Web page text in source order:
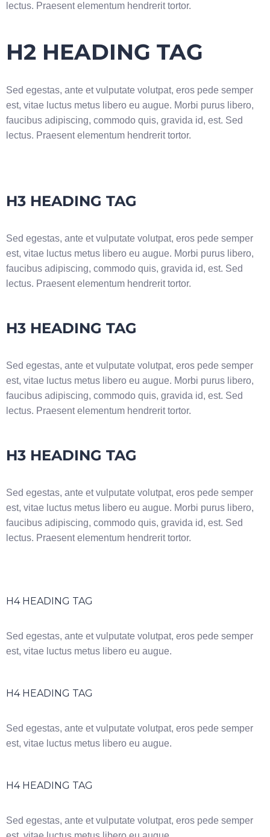
lectus. Praesent elementum hendrerit tortor.
H2 HEADING TAG
Sed egestas, ante et vulputate volutpat, eros pede semper
est, vitae luctus metus libero eu augue. Morbi purus libero,
faucibus adipiscing, commodo quis, gravida id, est. Sed
lectus. Praesent elementum hendrerit tortor.
H3 HEADING TAG
Sed egestas, ante et vulputate volutpat, eros pede semper
est, vitae luctus metus libero eu augue. Morbi purus libero,
faucibus adipiscing, commodo quis, gravida id, est. Sed
lectus. Praesent elementum hendrerit tortor.
H3 HEADING TAG
Sed egestas, ante et vulputate volutpat, eros pede semper
est, vitae luctus metus libero eu augue. Morbi purus libero,
faucibus adipiscing, commodo quis, gravida id, est. Sed
lectus. Praesent elementum hendrerit tortor.
H3 HEADING TAG
Sed egestas, ante et vulputate volutpat, eros pede semper
est, vitae luctus metus libero eu augue. Morbi purus libero,
faucibus adipiscing, commodo quis, gravida id, est. Sed
lectus. Praesent elementum hendrerit tortor.
H4 HEADING TAG
Sed egestas, ante et vulputate volutpat, eros pede semper
est, vitae luctus metus libero eu augue.
H4 HEADING TAG
Sed egestas, ante et vulputate volutpat, eros pede semper
est, vitae luctus metus libero eu augue.
H4 HEADING TAG
Sed egestas, ante et vulputate volutpat, eros pede semper